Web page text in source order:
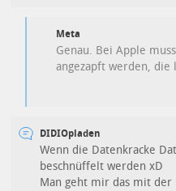
Meta
Genau. Bei Apple
angezapft werden,
DIDIOpladen
Wenn die Datenkracke
beschnüffelt werden xD
Man geht mir das mit der